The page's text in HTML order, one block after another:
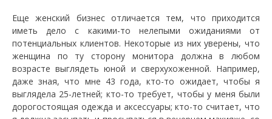
Еще женский бизнес отличается тем, что приходится
иметь дело с какими-то нелепыми ожиданиями от
потенциальных клиентов. Некоторые из них уверены, что
женщина по ту сторону монитора должна в любом
возрасте выглядеть юной и сверхухоженной. Например,
даже зная, что мне 43 года, кто-то ожидает, чтобы я
выглядела 25-летней; кто-то требует, чтобы у меня были
дорогостоящая одежда и аксессуары; кто-то считает, что